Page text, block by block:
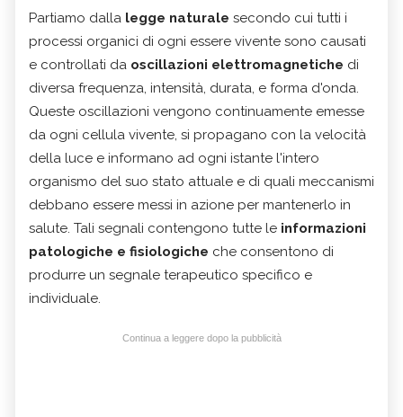
Partiamo dalla legge naturale secondo cui tutti i
processi organici di ogni essere vivente sono causati
e controllati da oscillazioni elettromagnetiche di
diversa frequenza, intensità, durata, e forma d'onda.
Queste oscillazioni vengono continuamente emesse
da ogni cellula vivente, si propagano con la velocità
della luce e informano ad ogni istante l'intero
organismo del suo stato attuale e di quali meccanismi
debbano essere messi in azione per mantenerlo in
salute. Tali segnali contengono tutte le informazioni
patologiche e fisiologiche che consentono di
produrre un segnale terapeutico specifico e
individuale.
Continua a leggere dopo la pubblicità